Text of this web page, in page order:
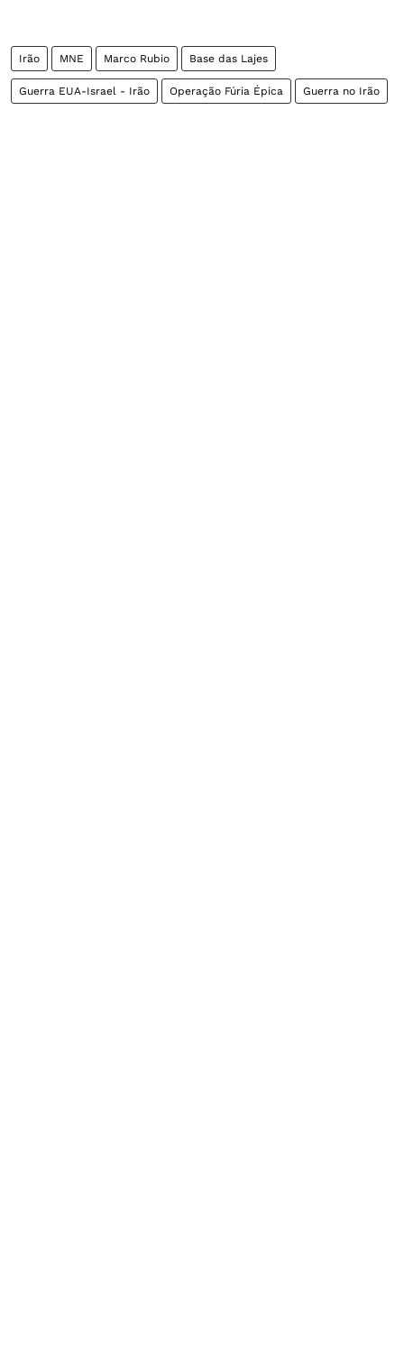
Irão MNE Marco Rubio Base das Lajes
Guerra EUA-Israel - Irão Operação Fúria Épica Guerra no Irão